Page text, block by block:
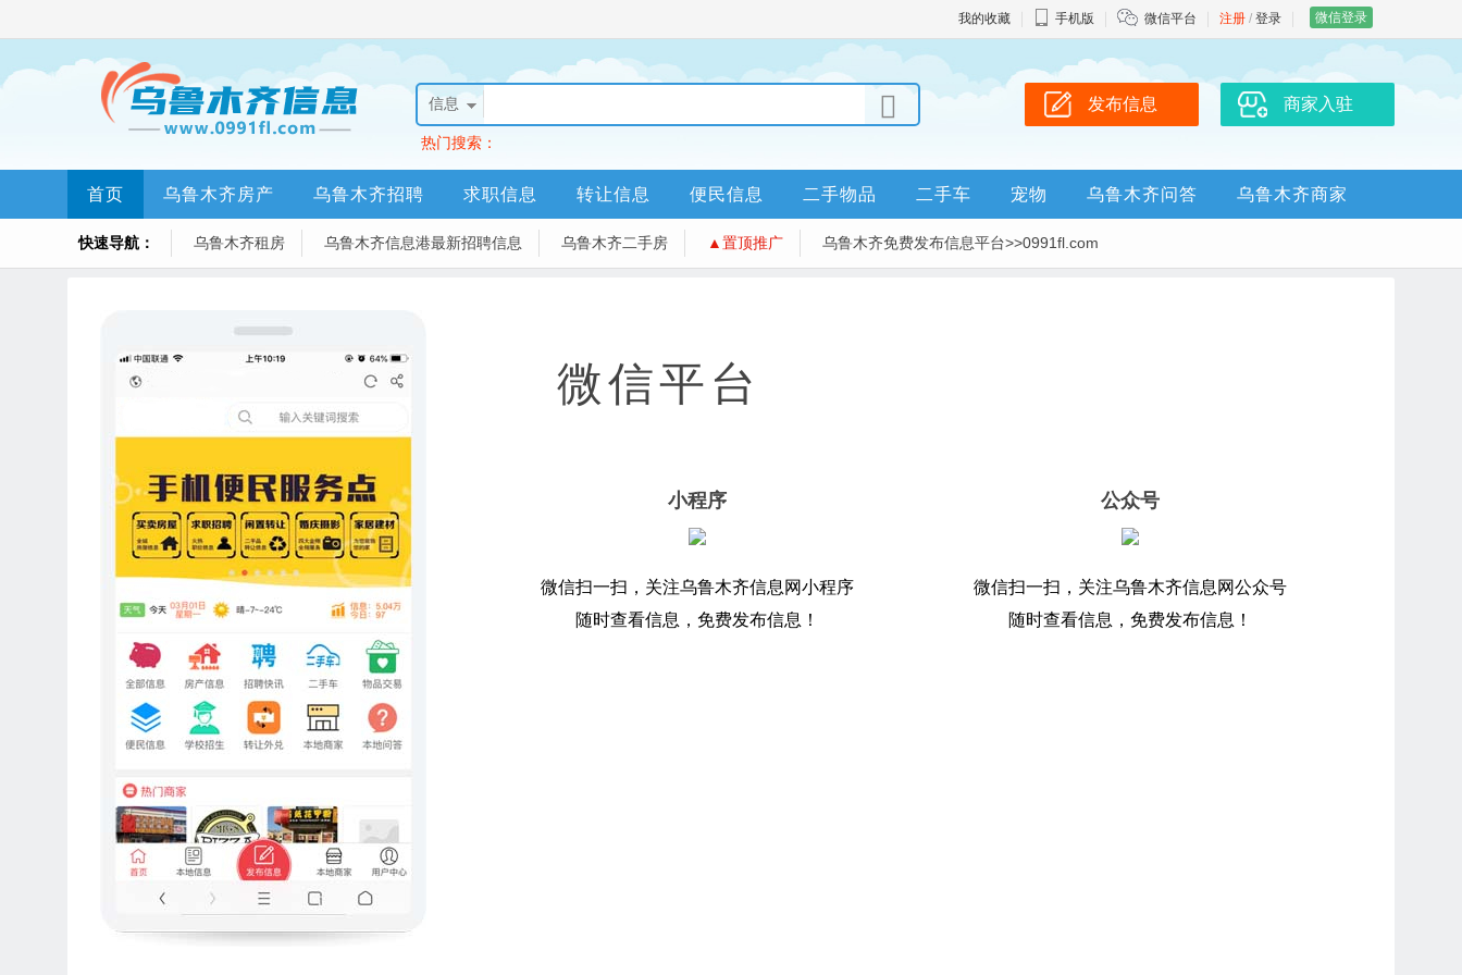
我的收藏 手机版 微信平台 注册 / 登录 微信登录
信息
热门搜索：
发布信息 商家入驻
首页 乌鲁木齐房产 乌鲁木齐招聘 求职信息 转让信息 便民信息 二手物品 二手车 宠物 乌鲁木齐问答 乌鲁木齐商家
资讯
快速导航： 乌鲁木齐租房 乌鲁木齐信息港最新招聘信息 乌鲁木齐二手房 ▲置顶推广 乌鲁木齐免费发布信息平台>>0991fl.com
微信平台
小程序
微信扫一扫，关注乌鲁木齐信息网小程序
随时查看信息，免费发布信息！
公众号
微信扫一扫，关注乌鲁木齐信息网公众号
随时查看信息，免费发布信息！